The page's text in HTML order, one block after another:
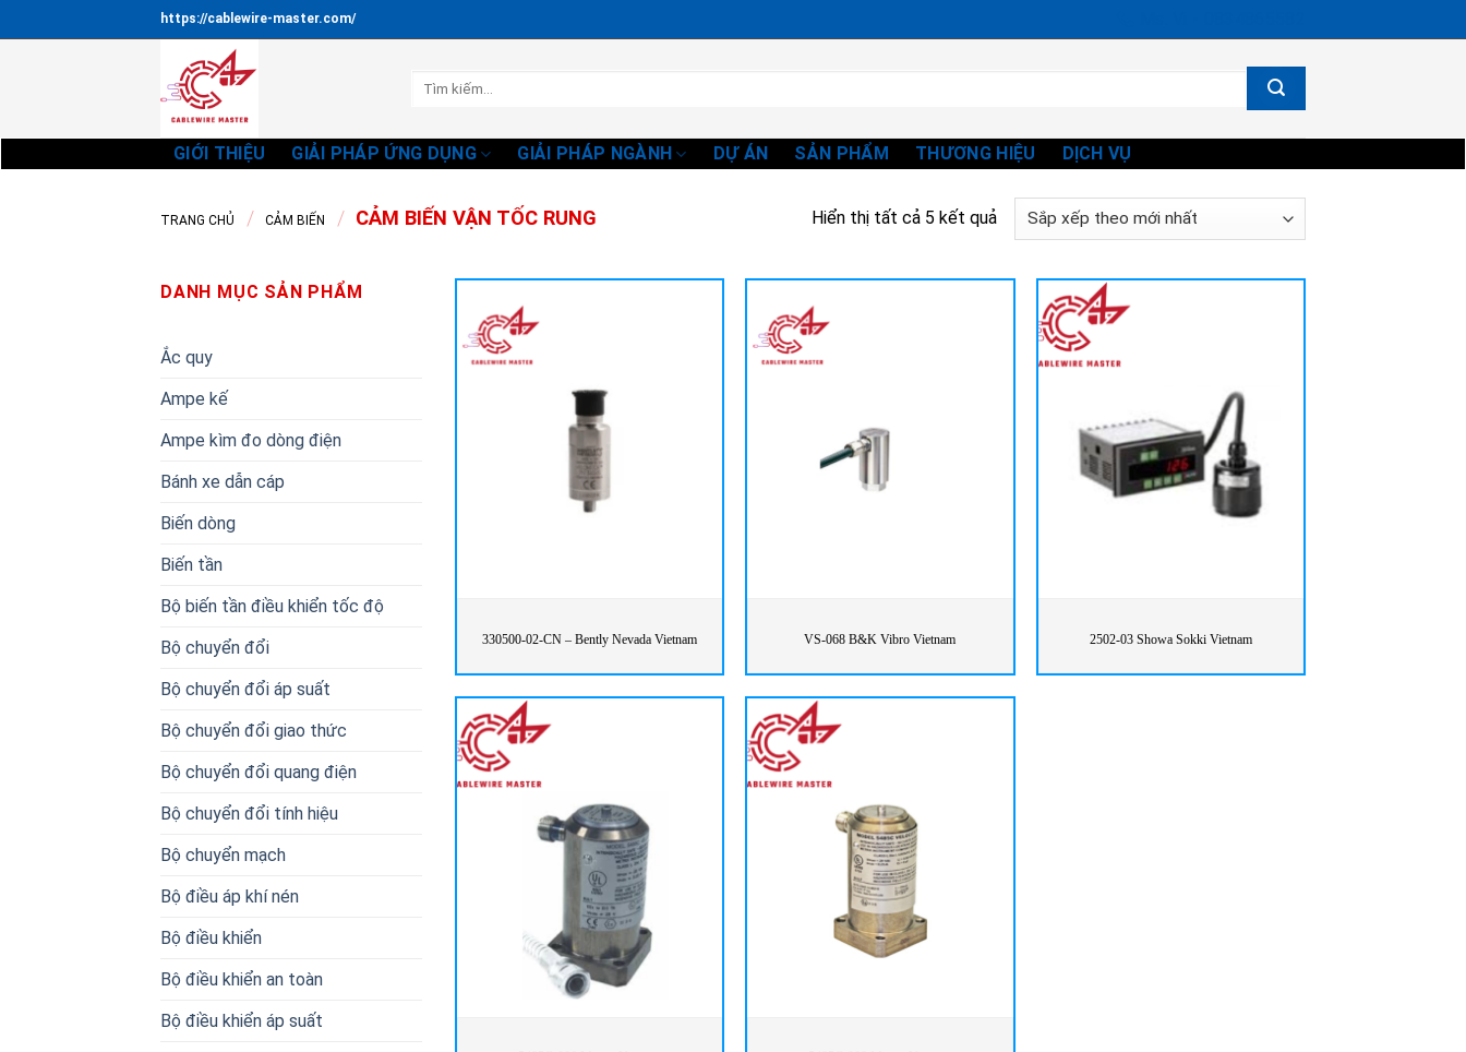
qua
https://cablewire-master.com/
GIỚI THIỆU GIẢI PHÁP ỨNG DỤNG GIẢI PHÁP NGÀNH DỰ ÁN SẢN PHẨM THƯƠNG HIỆU DỊCH VỤ
TRANG CHỦ / CẢM BIẾN / CẢM BIẾN VẬN TỐC RUNG Hiển thị tất cả 5 kết quảĐã
sắp
DANH MỤC SẢN PHẨM
Ắc quy
Ampe kế
Ampe kìm đo dòng điện
Bánh xe dẫn cáp
Biến dòng
Biến tần
Bộ biến tần điều khiển tốc độ
Bộ chuyển đổi
Bộ chuyển đổi áp suất
Bộ chuyển đổi giao thức
Bộ chuyển đổi quang điện
Bộ chuyển đổi tính hiệu
Bộ chuyển mạch
Bộ điều áp khí nén
Bộ điều khiển
Bộ điều khiển an toàn
Bộ điều khiển áp suất
330500-02-CN – Bently Nevada Vietnam VS-068 B&K Vibro Vietnam 2502-03 Showa Sokki Vietnam